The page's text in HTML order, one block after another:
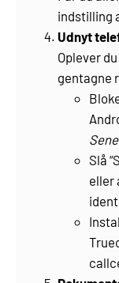
indstilling
Udnyt
Oplever
gentagne
Slå
eller